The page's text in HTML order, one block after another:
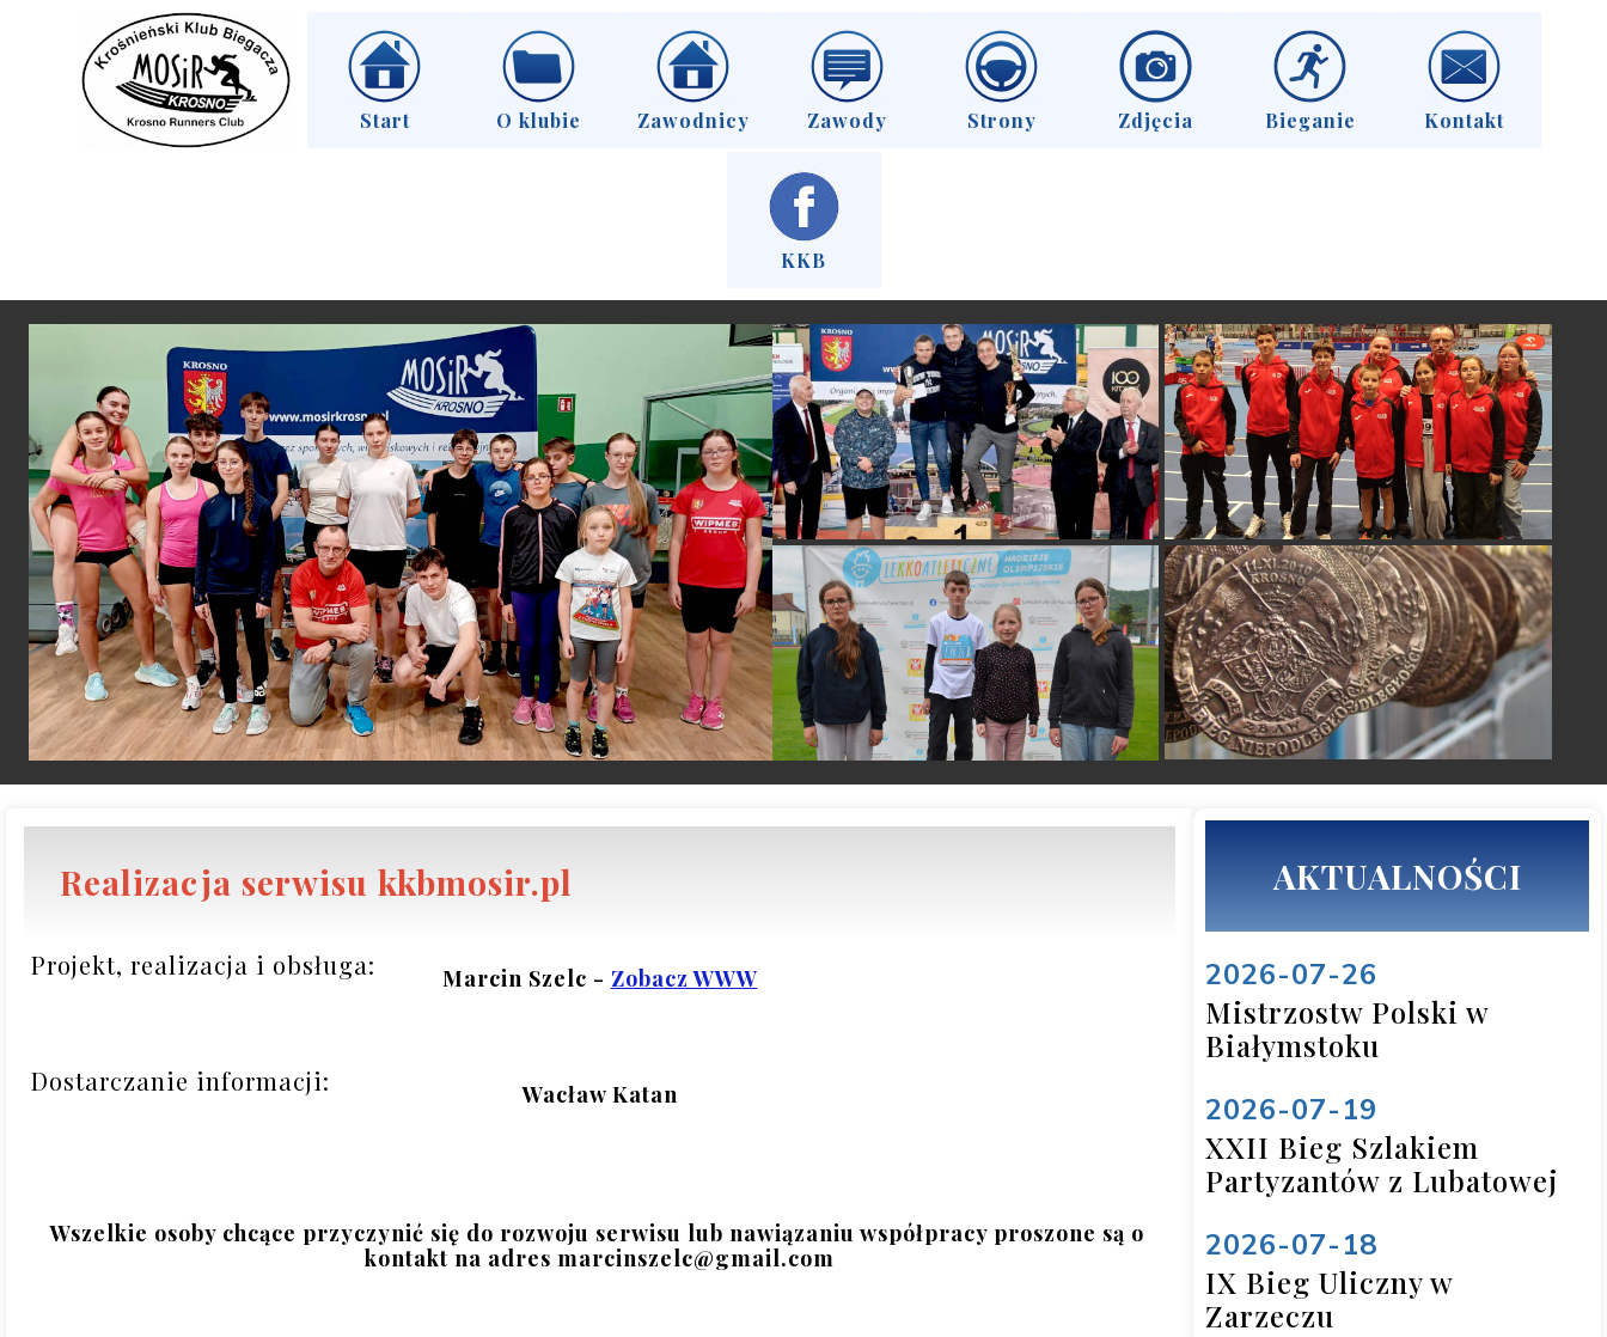
Start O klubie Zawodnicy Zawody Strony Zdjęcia Bieganie Kontakt
KKB
AKTUALNOŚCI
2026-07-26
Mistrzostw Polski w
Białymstoku
2026-07-19
XXII Bieg Szlakiem
Partyzantów z Lubatowej
2026-07-18
IX Bieg Uliczny w
Zarzeczu
Realizacja serwisu kkbmosir.pl
Projekt, realizacja i obsługa: Marcin Szelc - Zobacz WWW
Dostarczanie informacji: Wacław Katan
Wszelkie osoby chcące przyczynić się do rozwoju serwisu lub nawiązaniu współpracy proszone są o
kontakt na adres marcinszelc@gmail.com